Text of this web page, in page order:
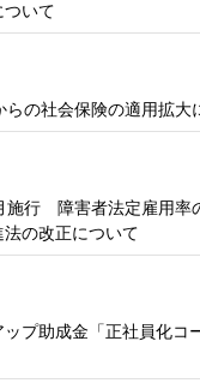
ついて
らの社会保険の適用拡大
施行 障害者法定雇用率
の改正について
ップ助成金「正社員化コ